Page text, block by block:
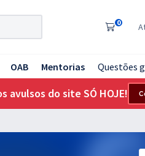
0
OAB Mentorias Questões
avulsos do site SÓ HOJE!